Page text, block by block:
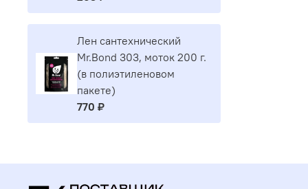
Лен сантехнический
Mr.Bond 303, моток 200 г.
(в полиэтиленовом
пакете)
770 ₽